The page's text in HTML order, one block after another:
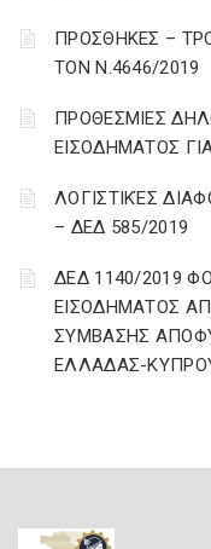
ΠΡΟΣΘΗΚΕΣ –
ΤΟΝ Ν.4646/2019
ΠΡΟΘΕΣΜΙΕΣ
ΕΙΣΟΔΗΜΑΤΟΣ
ΛΟΓΙΣΤΙΚΈΣ
– ΔΕΔ 585/2019
ΔΕΔ 1140/2019
ΕΙΣΟΔΗΜΑΤΟΣ
ΣΥΜΒΑΣΗΣ
ΕΛΛΑΔΑΣ-